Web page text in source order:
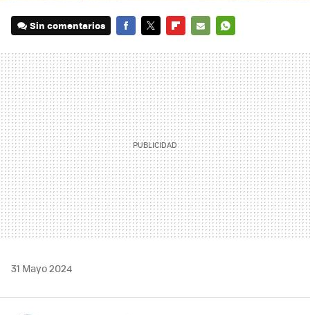
Sin comentarios
MAIL
31 Mayo 2024